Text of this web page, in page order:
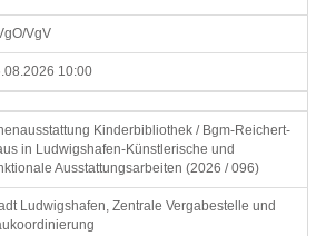
VgV
10:00
Kinderbibliothek / Bgm-Reichert-
in Ludwigshafen-Künstlerische und
Ausstattungsarbeiten (2026 / 096)
Ludwigshafen, Zentrale Vergabestelle und